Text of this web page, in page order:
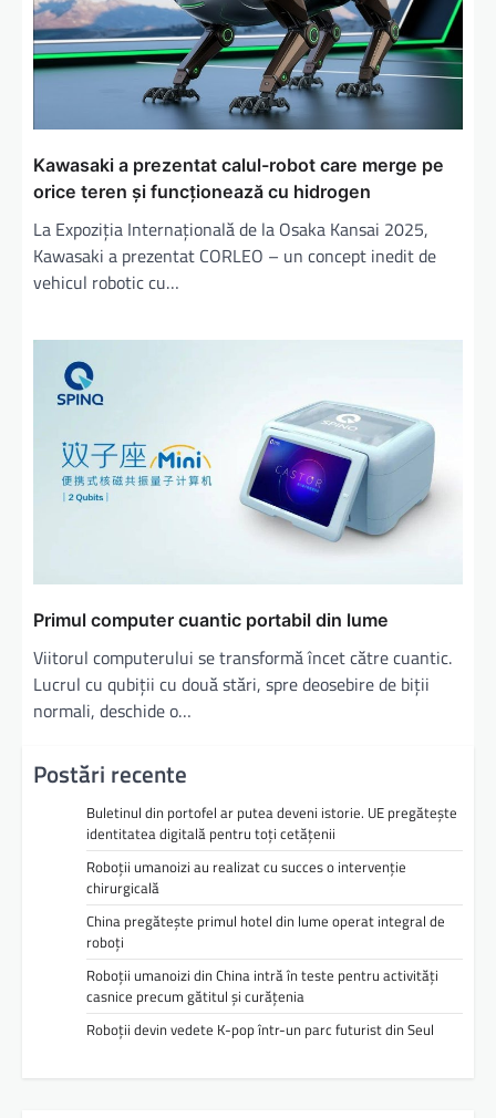
Kawasaki a prezentat calul-robot care merge pe
orice teren și funcționează cu hidrogen
La Expoziția Internațională de la Osaka Kansai 2025,
Kawasaki a prezentat CORLEO – un concept inedit de
vehicul robotic cu…
Primul computer cuantic portabil din lume
Viitorul computerului se transformă încet către cuantic.
Lucrul cu qubiții cu două stări, spre deosebire de biții
normali, deschide o…
Postări recente
Buletinul din portofel ar putea deveni istorie. UE pregătește
identitatea digitală pentru toți cetățenii
Roboții umanoizi au realizat cu succes o intervenție
chirurgicală
China pregătește primul hotel din lume operat integral de
roboți
Roboții umanoizi din China intră în teste pentru activități
casnice precum gătitul și curățenia
Roboții devin vedete K-pop într-un parc futurist din Seul